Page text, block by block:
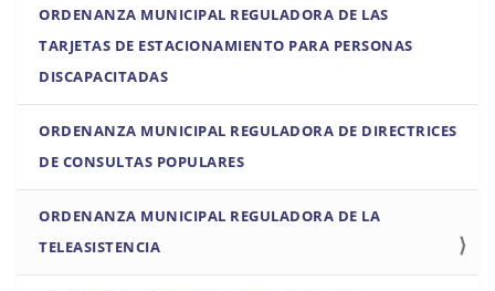
ORDENANZA MUNICIPAL REGULADORA DE LAS
TARJETAS DE ESTACIONAMIENTO PARA PERSONAS
DISCAPACITADAS
ORDENANZA MUNICIPAL REGULADORA DE DIRECTRICES
DE CONSULTAS POPULARES
ORDENANZA MUNICIPAL REGULADORA DE LA
TELEASISTENCIA